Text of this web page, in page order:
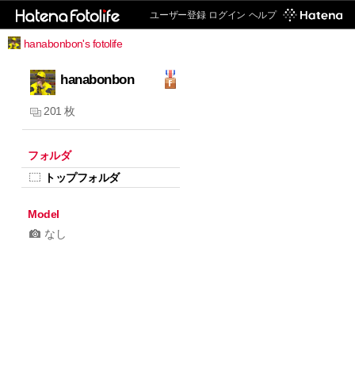
ユーザー登録 ログイン ヘルプ
hanabonbon's fotolife
hanabonbon
201 枚
フォルダ
トップフォルダ
Model
なし